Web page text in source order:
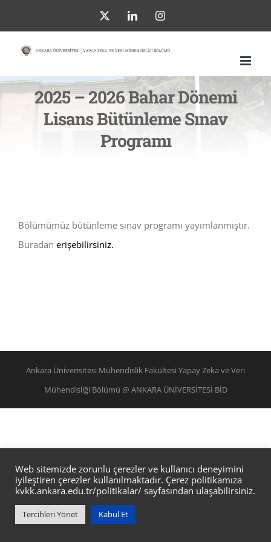
to
content
LinkedInInstagram
2025 – 2026 Bahar Dönemi
Lisans Bütünleme Sınav
Programı
Bölümümüz bütünleme sınav programı yayımlanmıştır.
Buradan erişebilirsiniz.
Ankara Üniverisitesi Mühendislik Fakültesi Yapay Zeka ve Veri
Mühendisliği Bölümü @ ANKARA ÜNİVERSİTESİ BİD
Web sitemizde zorunlu çerezler ve kullanıcı deneyimini
iyileştiren çerezler kullanılmaktadır. Çerez politikamıza
kvkk.ankara.edu.tr/politikalar/ sayfasından ulaşabilirsiniz.
Tercihleri Yönet Kabul Et